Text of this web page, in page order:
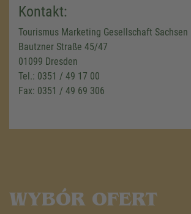
WYBÓR OFERT
Kontakt:
Tourismus Marketing Gesellschaft Sachsen
Bautzner Straße 45/47
01099 Dresden
Tel.: 0351 / 49 17 00
Fax: 0351 / 49 69 306